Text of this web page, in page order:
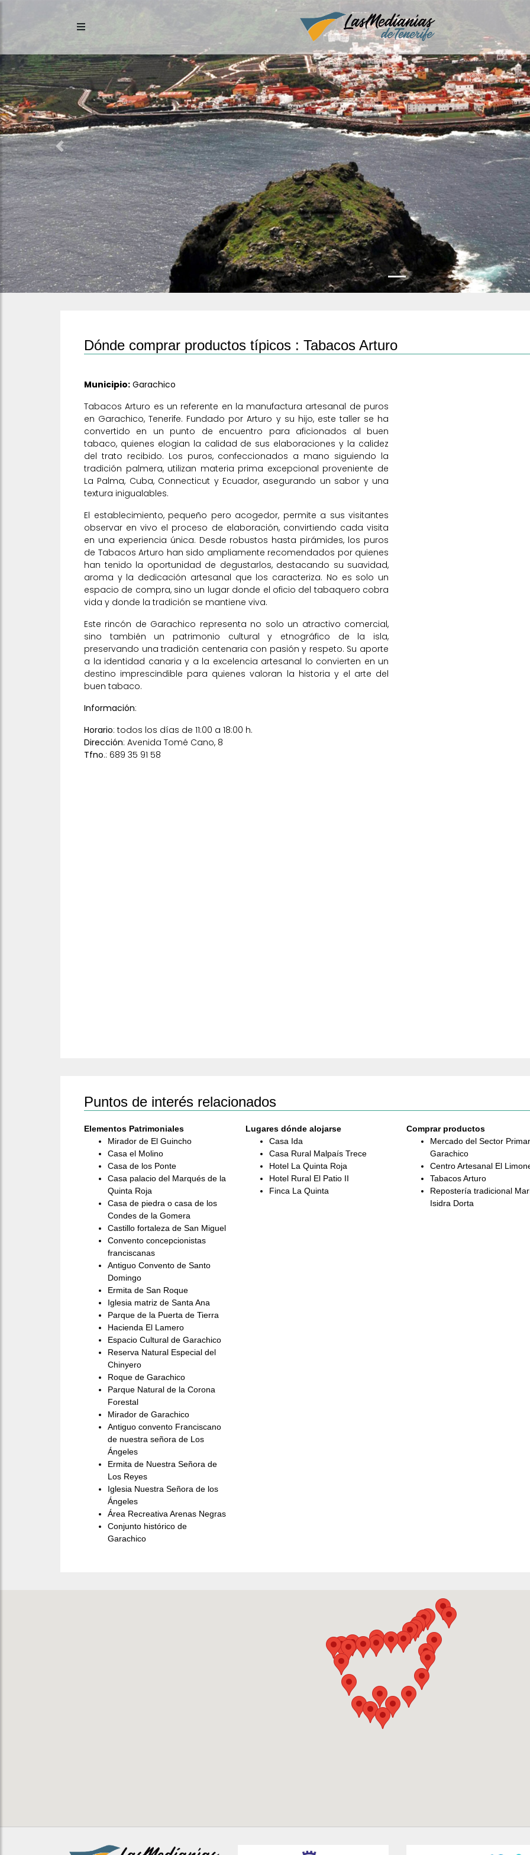
Previous
Dónde comprar productos típicos : Tabacos Arturo
Municipio: Garachico
Tabacos Arturo es un referente en la manufactura artesanal de puros
en Garachico, Tenerife. Fundado por Arturo y su hijo, este taller se ha
convertido en un punto de encuentro para aficionados al buen
tabaco, quienes elogian la calidad de sus elaboraciones y la calidez
del trato recibido. Los puros, confeccionados a mano siguiendo la
tradición palmera, utilizan materia prima excepcional proveniente de
La Palma, Cuba, Connecticut y Ecuador, asegurando un sabor y una
textura inigualables.
El establecimiento, pequeño pero acogedor, permite a sus visitantes
observar en vivo el proceso de elaboración, convirtiendo cada visita
en una experiencia única. Desde robustos hasta pirámides, los puros
de Tabacos Arturo han sido ampliamente recomendados por quienes
han tenido la oportunidad de degustarlos, destacando su suavidad,
aroma y la dedicación artesanal que los caracteriza. No es solo un
espacio de compra, sino un lugar donde el oficio del tabaquero cobra
vida y donde la tradición se mantiene viva.
Este rincón de Garachico representa no solo un atractivo comercial,
sino también un patrimonio cultural y etnográfico de la isla,
preservando una tradición centenaria con pasión y respeto. Su aporte
a la identidad canaria y a la excelencia artesanal lo convierten en un
destino imprescindible para quienes valoran la historia y el arte del
buen tabaco.
Información:
Horario: todos los días de 11:00 a 18:00 h.
Dirección: Avenida Tomé Cano, 8
Tfno.: 689 35 91 58
Puntos de interés relacionados
Elementos Patrimoniales
Mirador de El Guincho
Casa el Molino
Casa de los Ponte
Casa palacio del Marqués de la
Quinta Roja
Casa de piedra o casa de los
Condes de la Gomera
Castillo fortaleza de San Miguel
Convento concepcionistas
franciscanas
Antiguo Convento de Santo
Domingo
Ermita de San Roque
Iglesia matriz de Santa Ana
Parque de la Puerta de Tierra
Hacienda El Lamero
Espacio Cultural de Garachico
Reserva Natural Especial del
Chinyero
Roque de Garachico
Parque Natural de la Corona
Forestal
Mirador de Garachico
Antiguo convento Franciscano
de nuestra señora de Los
Ángeles
Ermita de Nuestra Señora de
Los Reyes
Iglesia Nuestra Señora de los
Ángeles
Área Recreativa Arenas Negras
Conjunto histórico de
Garachico
Lugares dónde alojarse
Casa Ida
Casa Rural Malpaís Trece
Hotel La Quinta Roja
Hotel Rural El Patio II
Finca La Quinta
Comprar productos
Mercado del Sector
Garachico
Centro Artesanal El
Tabacos Arturo
Repostería tradicional
Isidra Dorta